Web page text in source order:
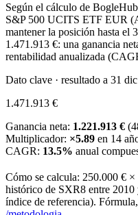
Según el cálculo de
S&P 500 UCITS ETF EUR
mantener la posición hasta el
1.471.913 €: una ganancia
rentabilidad anualizada
Dato clave · resultado a 31
1.471.913 €
Ganancia neta: 1.221.913 € (
Multiplicador: ×5.89 en 14
CAGR: 13.5% anual
Cómo se calcula: 250.000 € ×
histórico de SXR8 entre 2010
índice de referencia).